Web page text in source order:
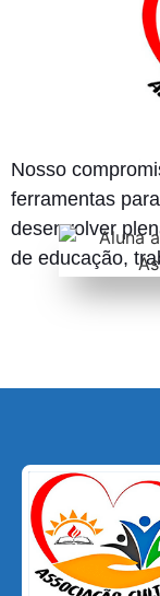
Nosso
ferramentas
desenvolver
de educação,